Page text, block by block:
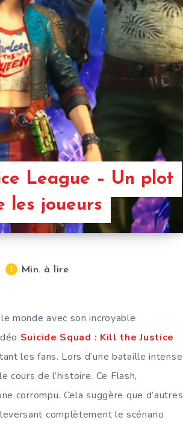
League – Un plot
les joueurs
1 Min. à lire
monde avec son incroyable
Suicide Squad : Kill the Justice
les fans. Lors d’une bataille intense
cours de l’histoire. Ce Flash,
corrompu. Cela suggère que d’autres
complètement le scénario